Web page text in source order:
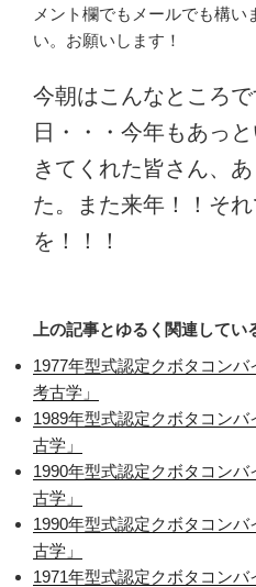
メント欄でもメールでも構い
い。お願いします！
今朝はこんなところ
日・・・今年もあっ
きてくれた皆さん、
た。また来年！！そ
を！！！
上の記事とゆるく関連してい
1977年型式認定クボタコン
考古学」
1989年型式認定クボタコン
古学」
1990年型式認定クボタコン
古学」
1990年型式認定クボタコン
古学」
1971年型式認定クボタコン